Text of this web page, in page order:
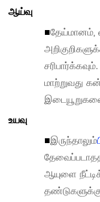
ஆய்வு
■தேய்மானம்,
மாற்றுவது
உயவு
■இருந்தாலும்
ஆயுளை